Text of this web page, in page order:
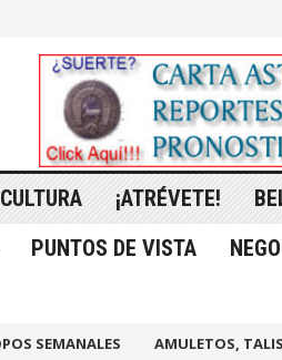
¡ATRÉVETE!
PUNTOS DE VISTA
SEMANALES AMULETOS,